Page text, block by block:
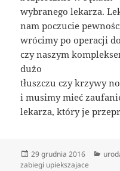
wybranego lekarza.
nam poczucie
wrócimy po operacji
czy naszym
dużo
tłuszczu czy krzywy
i musimy mieć
lekarza, który je
Data
publikacji
29 grudnia 2016
zabiegi upiekszajace